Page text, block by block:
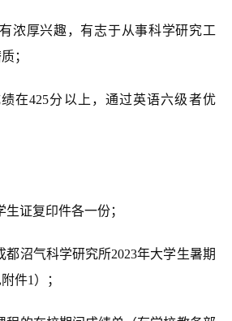
浓厚兴趣，有志于从事科学研究工
；
在425分以上，通过英语六级者优
证复印件各一份；
都沼气科学研究所2023年大学生暑期
件1）；